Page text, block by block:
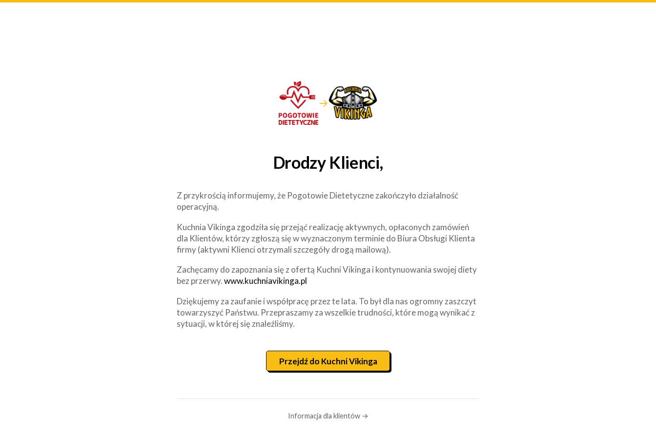
→
Drodzy Klienci,
Z przykrością informujemy, że Pogotowie Dietetyczne zakończyło działalność
operacyjną.
Kuchnia Vikinga zgodziła się przejąć realizację aktywnych, opłaconych zamówień
dla Klientów, którzy zgłoszą się w wyznaczonym terminie do Biura Obsługi Klienta
firmy (aktywni Klienci otrzymali szczegóły drogą mailową).
Zachęcamy do zapoznania się z ofertą Kuchni Vikinga i kontynuowania swojej diety
bez przerwy.www.kuchniavikinga.pl
Dziękujemy za zaufanie i współpracę przez te lata. To był dla nas ogromny zaszczyt
towarzyszyć Państwu. Przepraszamy za wszelkie trudności, które mogą wynikać z
sytuacji, w której się znaleźliśmy.
Przejdź do Kuchni Vikinga
Informacja dla klientów →